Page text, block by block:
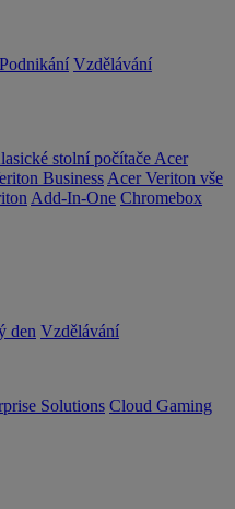
Podnikání Vzdělávání
stolní počítače Acer
Business Acer Veriton vše
Add-In-One Chromebox
den Vzdělávání
Solutions Cloud Gaming